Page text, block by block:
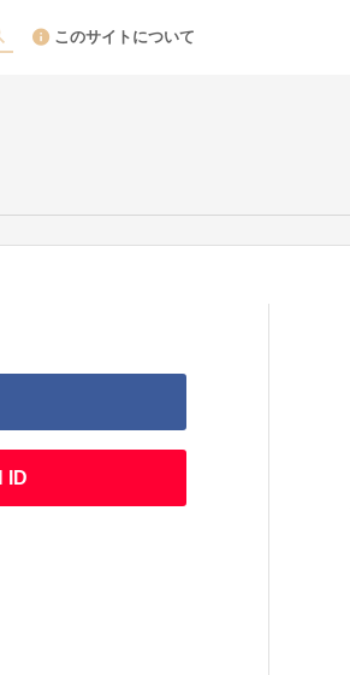
このサイトについて
ID